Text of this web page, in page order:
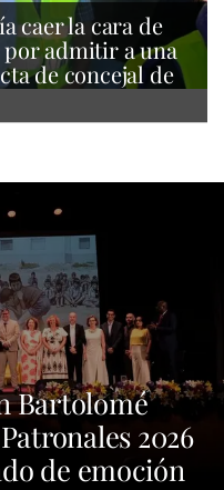
caer la cara de
por admitir a una
de concejal de
Bartolomé
2026
de emoción